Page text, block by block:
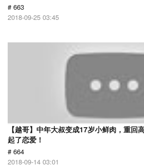
# 663
2018-09-25 03:45
【越哥】中年大叔变成17岁小鲜肉，重回
起了恋爱！
# 664
2018-09-14 03:01